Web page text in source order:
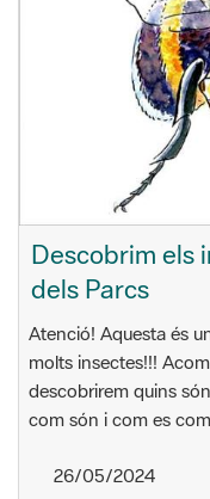
Descobrim els
dels Parcs
Atenció! Aquesta és
molts insectes!!!
descobrirem quins
com són i com es
26/05/2024